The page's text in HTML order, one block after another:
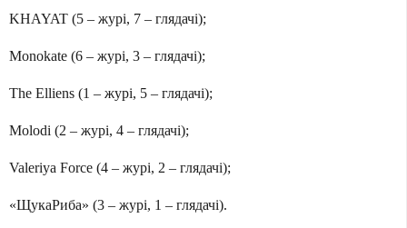
KHAYAT (5 – журі, 7 – глядачі);
Monokate (6 – журі, 3 – глядачі);
The Elliens (1 – журі, 5 – глядачі);
Molodi (2 – журі, 4 – глядачі);
Valeriya Force (4 – журі, 2 – глядачі);
«ЩукаРиба» (3 – журі, 1 – глядачі).